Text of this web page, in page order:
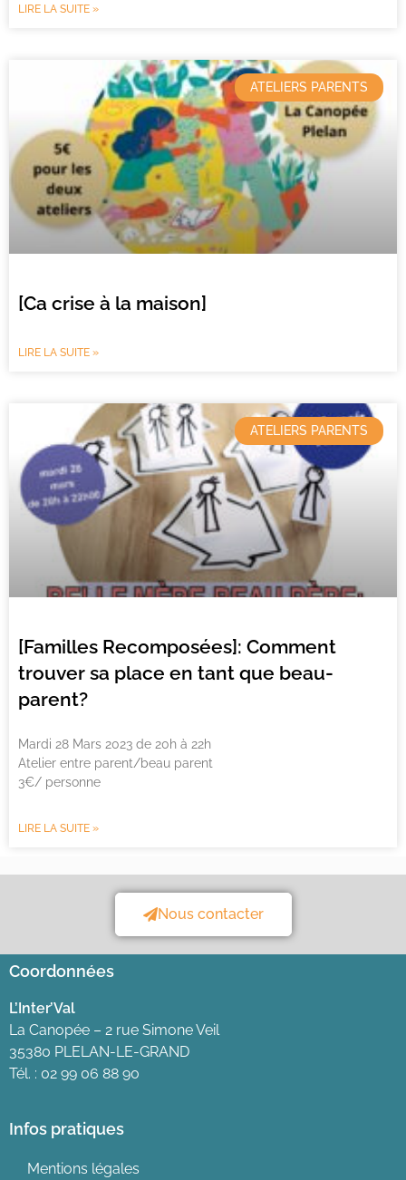
LIRE LA SUITE »
ATELIERS PARENTS
[Ca crise à la maison]
LIRE LA SUITE »
ATELIERS PARENTS
[Familles Recomposées]: Comment
trouver sa place en tant que beau-
parent?
Mardi 28 Mars 2023 de 20h à 22h
Atelier entre parent/beau parent
3€/ personne
LIRE LA SUITE »
Nous contacter
Coordonnées
L’Inter’Val
La Canopée – 2 rue Simone Veil
35380 PLELAN-LE-GRAND
Tél. : 02 99 06 88 90
Infos pratiques
Mentions légales